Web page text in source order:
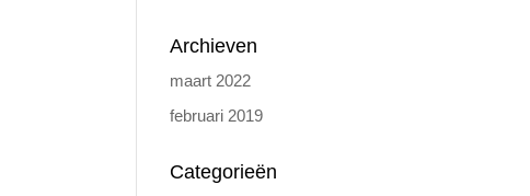
Archieven
maart 2022
februari 2019
Categorieën